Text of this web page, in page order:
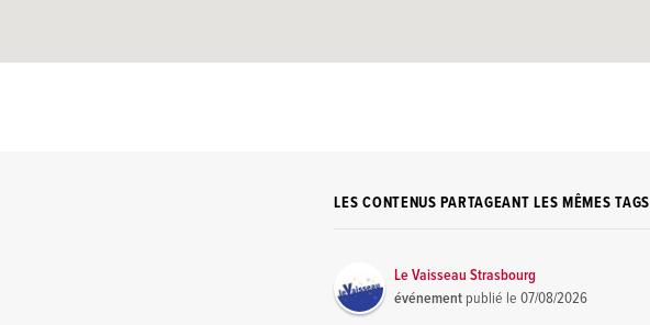
LES CONTENUS PARTAGEANT LES MÊMES TAGS
Le Vaisseau Strasbourg
événement publié le07/08/2026